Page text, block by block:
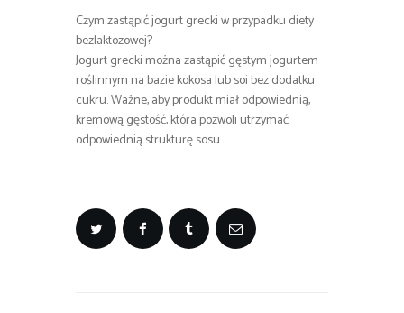
Czym zastąpić jogurt grecki w przypadku diety
bezlaktozowej?
Jogurt grecki można zastąpić gęstym jogurtem
roślinnym na bazie kokosa lub soi bez dodatku
cukru. Ważne, aby produkt miał odpowiednią,
kremową gęstość, która pozwoli utrzymać
odpowiednią strukturę sosu.